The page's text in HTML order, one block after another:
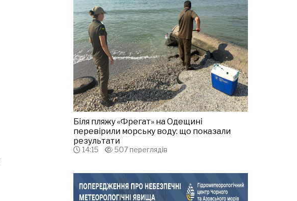
Біля пляжу «Фрегат» на Одещині
перевірили морську воду: що показали
результати
14:15 507 переглядів